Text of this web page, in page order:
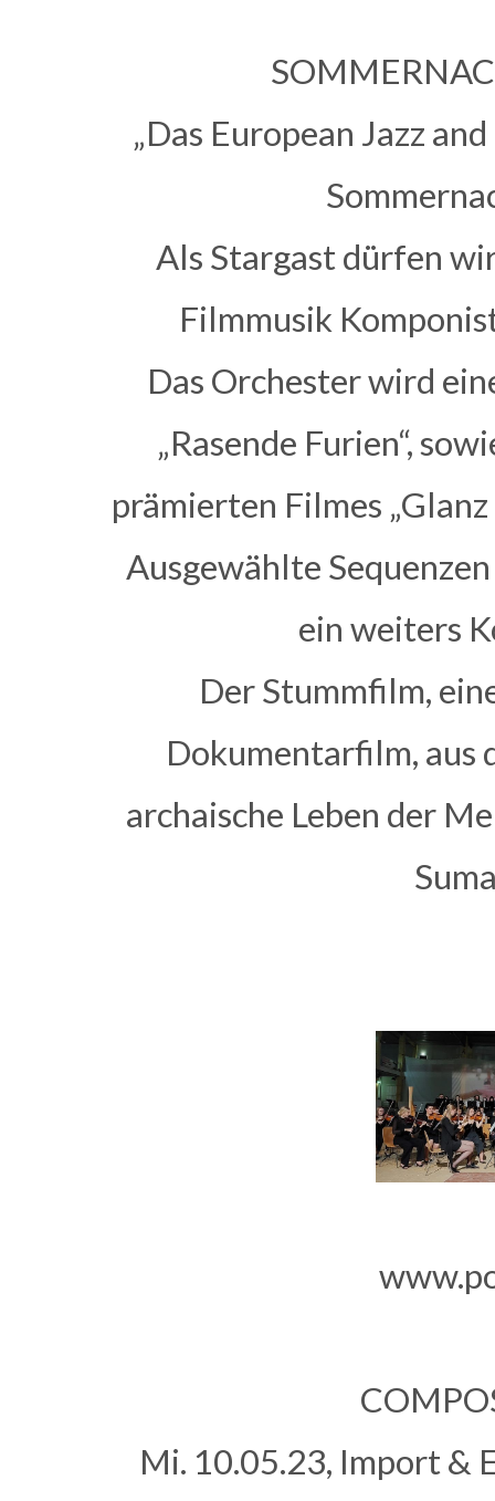
„Das European Jazz
Als Stargast dürfen
Filmmusik
Das Orchester wird
„Rasende Furien“,
prämierten Filmes
Ausgewählte
ein weiters
Der Stummfilm,
Dokumentarfilm, aus
archaische Leben der
Mi. 10.05.23, Import &